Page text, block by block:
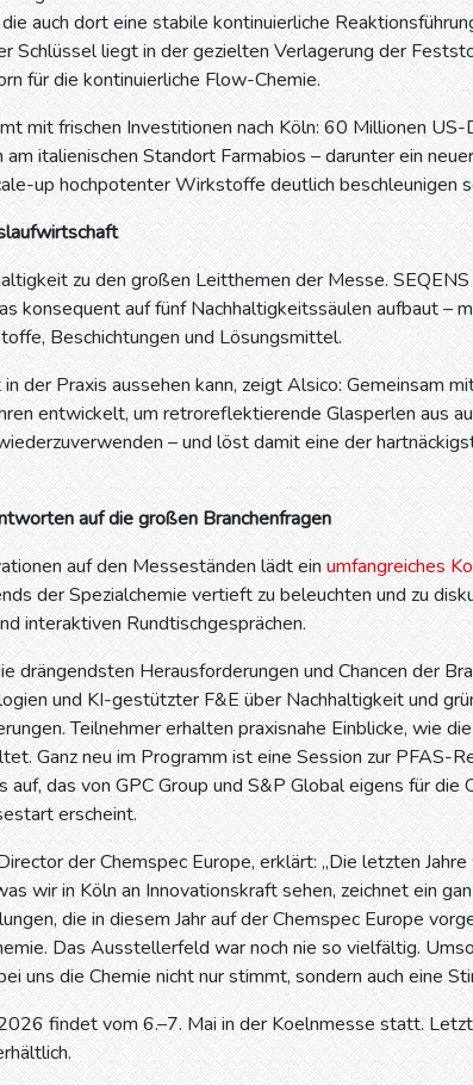
auch dort eine stabile kontinuierliche
Schlüssel liegt in der gezielten Verlagerung der
für die kontinuierliche Flow-Chemie.
mit frischen Investitionen nach Köln: 60 Millionen
italienischen Standort Farmabios – darunter ein
up hochpotenter Wirkstoffe deutlich beschleunigen
zu den großen Leitthemen der Messe.
konsequent auf fünf Nachhaltigkeitssäulen aufbaut –
Beschichtungen und Lösungsmittel.
der Praxis aussehen kann, zeigt Alsico: Gemeinsam
entwickelt, um retroreflektierende Glasperlen aus
– und löst damit eine der
auf die großen Branchenfragen
auf den Messeständen lädt einumfangreiches
der Spezialchemie vertieft zu beleuchten und zu
interaktiven Rundtischgesprächen.
drängendsten Herausforderungen und Chancen der
und KI-gestützter F&E über Nachhaltigkeit und
Teilnehmer erhalten praxisnahe Einblicke, wie
Ganz neu im Programm ist eine Session zur PFAS-
das von GPC Group und S&P Global eigens für
erscheint.
der Chemspec Europe, erklärt: „Die letzten
wir in Köln an Innovationskraft sehen, zeichnet ein
die in diesem Jahr auf der Chemspec Europe
Das Ausstellerfeld war noch nie so vielfältig.
uns die Chemie nicht nur stimmt, sondern auch eine
findet vom 6.–7. Mai in der Koelnmesse statt.